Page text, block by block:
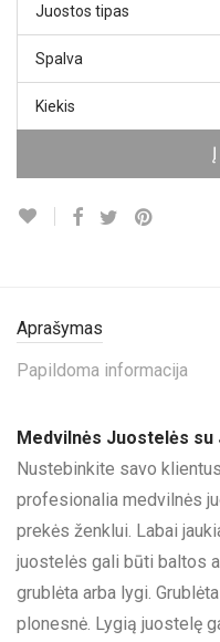
Juostos tipas
Spalva
Kiekis
Aprašymas
Papildoma informacija
Medvilnės Juostelės su
Nustebinkite savo
profesionalia medvilnės
prekės ženklui. Labai
juostelės gali būti baltos
grublėta arba lygi.
plonesnė. Lygią juostelę